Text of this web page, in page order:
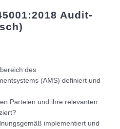
Audit-
des
(AMS) definiert und
Parteien und ihre relevanten
implementiert und